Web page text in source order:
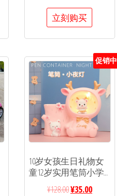
立刻购买
促销中
10岁女孩生日礼物女
童12岁实用笔筒小学...
¥128.00¥35.00